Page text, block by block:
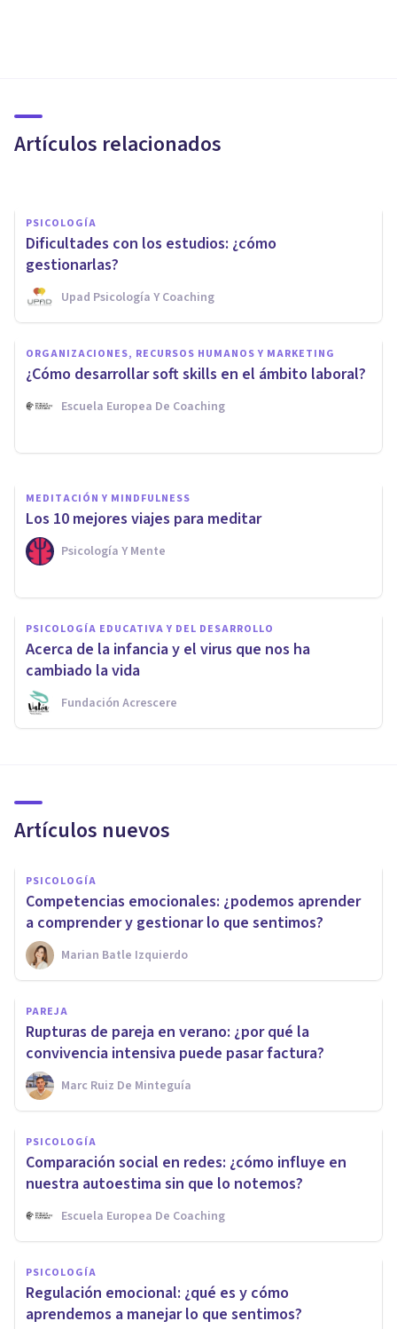
Artículos relacionados
de los videojuegos
PSICOLOGÍA
Dificultades con los estudios: ¿cómo
gestionarlas?
Upad Psicología Y Coaching
ORGANIZACIONES, RECURSOS HUMANOS Y MARKETING
¿Cómo desarrollar soft skills en el ámbito laboral?
Escuela Europea De Coaching
PSICOLOGÍA
Hiperconexión: 3
consecuencias psicológicas del
uso excesivo de Internet
MEDITACIÓN Y MINDFULNESS
Los 10 mejores viajes para meditar
Psicología Y Mente
PSICOLOGÍA EDUCATIVA Y DEL DESARROLLO
Acerca de la infancia y el virus que nos ha
cambiado la vida
Fundación Acrescere
Artículos nuevos
PSICOLOGÍA
Competencias emocionales: ¿podemos aprender
a comprender y gestionar lo que sentimos?
Marian Batle Izquierdo
PAREJA
Rupturas de pareja en verano: ¿por qué la
convivencia intensiva puede pasar factura?
Marc Ruiz De Minteguía
PSICOLOGÍA
Comparación social en redes: ¿cómo influye en
nuestra autoestima sin que lo notemos?
Escuela Europea De Coaching
PSICOLOGÍA
Regulación emocional: ¿qué es y cómo
aprendemos a manejar lo que sentimos?